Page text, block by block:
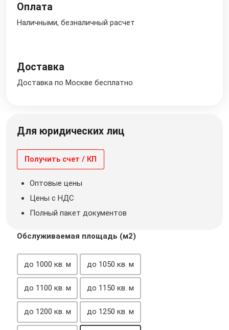
Оплата
Наличными, безналичный расчет
Доставка
Доставка по Москве бесплатно
Для юридических лиц
Получить счет / КП
Оптовые цены
Цены с НДС
Полный пакет документов
Обслуживаемая площадь (м2)
до 1000 кв. м до 1050 кв. м
до 1100 кв. м до 1150 кв. м
до 1200 кв. м до 1250 кв. м